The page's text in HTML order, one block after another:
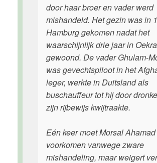
door haar broer en vader werd
mishandeld. Het gezin was in
Hamburg gekomen nadat het
waarschijnlijk drie jaar in
gewoond. De vader Ghulam-
was gevechtspiloot in het
leger, werkte in Duitsland als
buschauffeur tot hij door
zijn rijbewijs kwijtraakte.
Eén keer moet Morsal Ahamad
voorkomen vanwege zware
mishandeling, maar weigert